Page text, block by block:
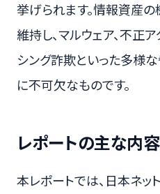
挙げられます。情報資産
維持し、マルウェア、不正
シング詐欺といった多様
に不可欠なものです。
レポートの主な内容
本レポートでは、日本ネッ